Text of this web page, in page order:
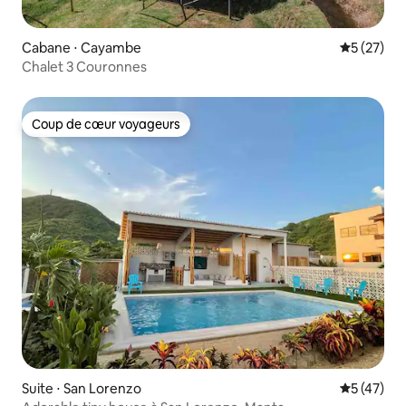
Cabane ⋅ Cayambe
5 (27)
Chalet 3 Couronnes
Coup de cœur voyageurs
Coup de cœur voyageurs
Suite ⋅ San Lorenzo
5 (47)